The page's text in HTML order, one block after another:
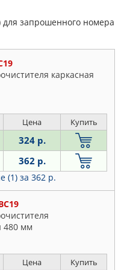
запрошенного номера
каркасная
Цена Купить
324 р.
362 р.
(1) за 362 р.
480 мм
Цена Купить